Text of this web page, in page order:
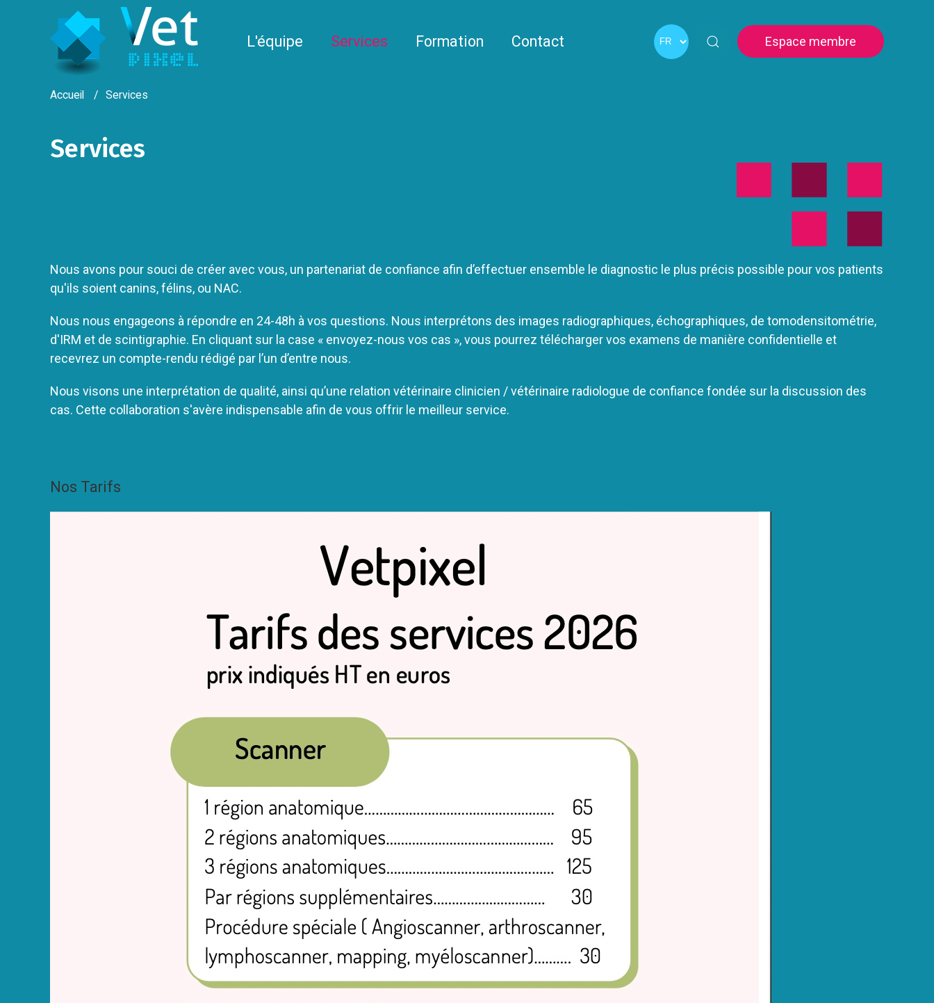
L'équipe Services Formation Contact Espace membre
Accueil Services
Services
Nous avons pour souci de créer avec vous, un partenariat de confiance afin d’effectuer ensemble le diagnostic le plus précis possible pour vos patients
qu'ils soient canins, félins, ou NAC.
Nous nous engageons à répondre en 24-48h à vos questions. Nous interprétons des images radiographiques, échographiques, de tomodensitométrie,
d'IRM et de scintigraphie. En cliquant sur la case « envoyez-nous vos cas », vous pourrez télécharger vos examens de manière confidentielle et
recevrez un compte-rendu rédigé par l’un d’entre nous.
Nous visons une interprétation de qualité, ainsi qu’une relation vétérinaire clinicien / vétérinaire radiologue de confiance fondée sur la discussion des
cas. Cette collaboration s'avère indispensable afin de vous offrir le meilleur service.
Nos Tarifs
Panneau de gestion des cookies